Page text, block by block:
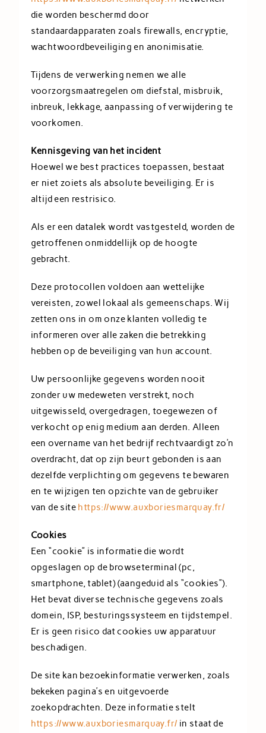
die worden beschermd door
standaardapparaten zoals firewalls, encryptie,
wachtwoordbeveiliging en anonimisatie.
Tijdens de verwerking nemen we alle
voorzorgsmaatregelen om diefstal, misbruik,
inbreuk, lekkage, aanpassing of verwijdering te
voorkomen.
Kennisgeving van het incident
Hoewel we best practices toepassen, bestaat
er niet zoiets als absolute beveiliging. Er is
altijd een restrisico.
Als er een datalek wordt vastgesteld, worden de
getroffenen onmiddellijk op de hoogte
gebracht.
Deze protocollen voldoen aan wettelijke
vereisten, zowel lokaal als gemeenschaps. Wij
zetten ons in om onze klanten volledig te
informeren over alle zaken die betrekking
hebben op de beveiliging van hun account.
Uw persoonlijke gegevens worden nooit
zonder uw medeweten verstrekt, noch
uitgewisseld, overgedragen, toegewezen of
verkocht op enig medium aan derden. Alleen
een overname van het bedrijf rechtvaardigt zo’n
overdracht, dat op zijn beurt gebonden is aan
dezelfde verplichting om gegevens te bewaren
en te wijzigen ten opzichte van de gebruiker
van de site https://www.auxboriesmarquay.fr/
Cookies
Een “cookie” is informatie die wordt
opgeslagen op de browseterminal (pc,
smartphone, tablet) (aangeduid als “cookies”).
Het bevat diverse technische gegevens zoals
domein, ISP, besturingssysteem en tijdstempel.
Er is geen risico dat cookies uw apparatuur
beschadigen.
De site kan bezoekinformatie verwerken, zoals
bekeken pagina’s en uitgevoerde
zoekopdrachten. Deze informatie stelt
https://www.auxboriesmarquay.fr/ in staat de